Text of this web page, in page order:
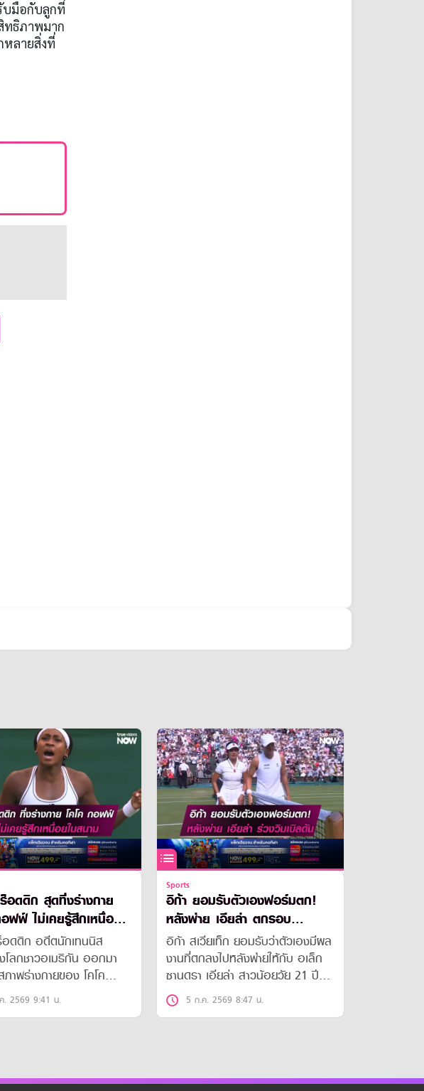
บมือกับลูกที่
ทธิภาพมาก
หลายสิ่งที่
อดดิก สุดทึ่งร่างกาย
ฟฟ์ ไม่เคยรู้สึกเหนื่อย
อดดิก อดีตนักเทนนิส
ลกชาวอเมริกัน ออกมา
าพร่างกายของ โคโค
ยว่าเธอไม่เคยรู้สึกเหนื่อย
แข่งขัน
. 2569 9:41 น.
Sports
อิก้า ยอมรับตัวเองฟอร์มตก!
หลังพ่าย เอียล่า ตกรอบ
วิมเบิลดัน
อิก้า สเวียเท็ก ยอมรับว่าตัวเองมีผล
งานที่ตกลงไปหลังพ่ายให้กับ อเล็ก
ซานดรา เอียล่า สาวน้อยวัย 21 ปี
จากฟิลิปปินส์ ตกรอบ 3 ของศึก
วิมเบิลดัน เมื่อค่ำคืนที่ผ่านมา(4 ก.ค.
5 ก.ค. 2569 8:47 น.